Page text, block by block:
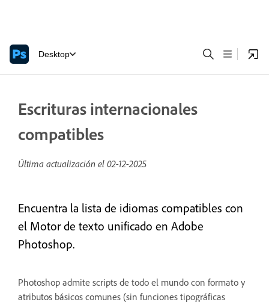
Desktop
Escrituras internacionales
compatibles
Última actualización el 02-12-2025
Encuentra la lista de idiomas compatibles con
el Motor de texto unificado en Adobe
Photoshop.
Photoshop admite scripts de todo el mundo con formato y
atributos básicos comunes (sin funciones tipográficas